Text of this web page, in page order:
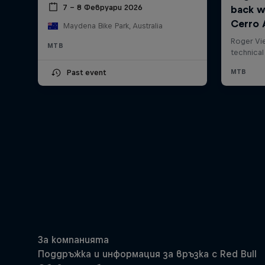
7 – 8 Февруари 2026
Maydena Bike Park, Australia
MTB
Past event